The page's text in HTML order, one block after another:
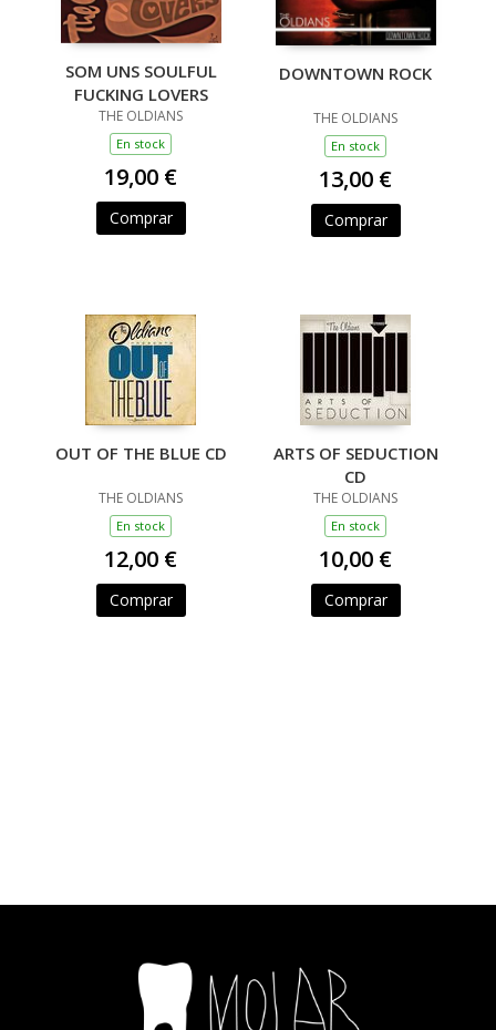
SOM UNS SOULFUL
FUCKING LOVERS
THE OLDIANS
En stock
19,00 €
Comprar
DOWNTOWN ROCK
THE OLDIANS
En stock
13,00 €
Comprar
OUT OF THE BLUE CD
THE OLDIANS
En stock
12,00 €
Comprar
ARTS OF SEDUCTION
CD
THE OLDIANS
En stock
10,00 €
Comprar